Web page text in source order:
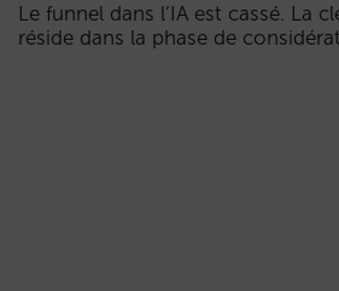
Le funnel dans l’IA est cassé. La
réside dans la phase de